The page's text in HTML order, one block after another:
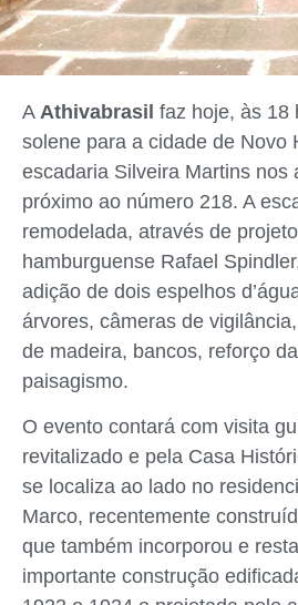
A Athivabrasil faz hoje, às 18
solene para a cidade de Novo
escadaria Silveira Martins nos
próximo ao número 218. A
remodelada, através de
hamburguense Rafael
adição de dois espelhos
árvores, câmeras de
de madeira, bancos, reforço
paisagismo.
O evento contará com visita
revitalizado e pela Casa
se localiza ao lado no
Marco, recentemente
que também incorporou e
importante construção